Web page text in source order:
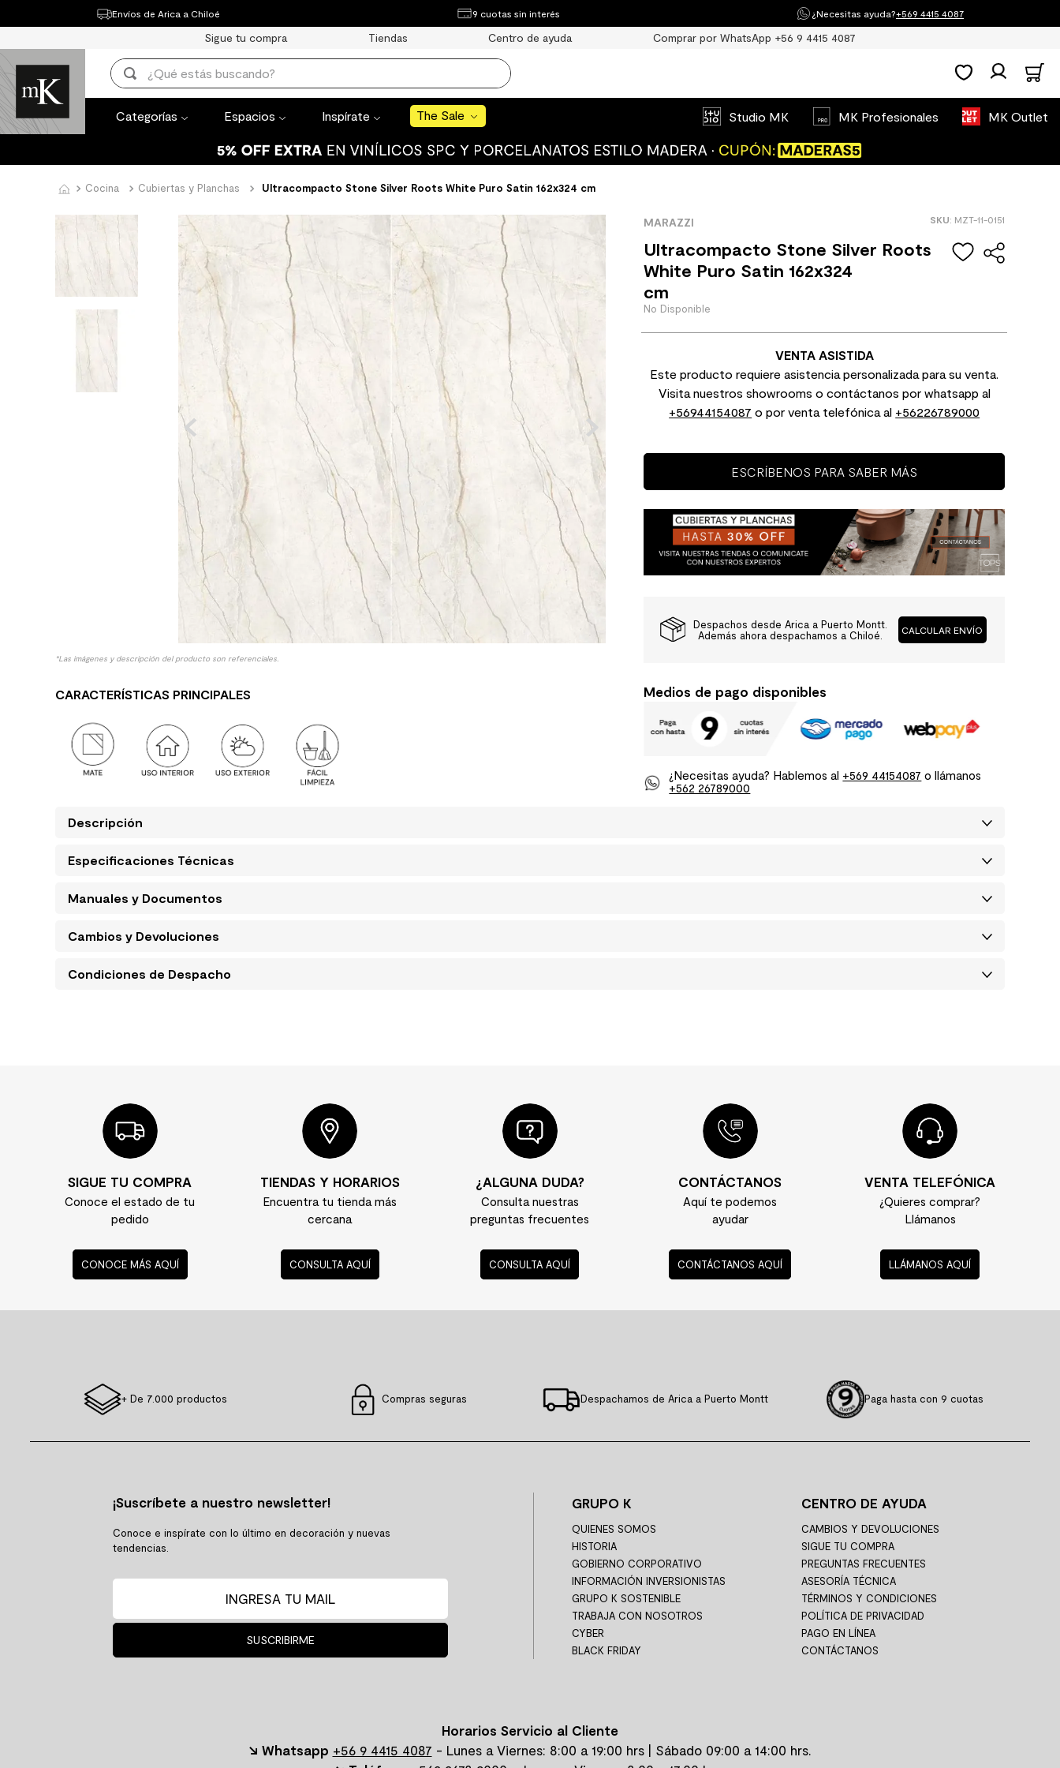
Envíos de Arica a Chiloé 9 cuotas sin interés ¿Necesitas ayuda?+569 4415 4087
Sigue tu compra Tiendas Centro de ayuda Comprar por WhatsApp +56 9 4415 4087
¿Qué estás buscando?
3. lavaplatos
4 ceramica muro
porcelanato mate
7. piso vinilico
10
Categorías Espacios Inspírate The Sale Studio MK MK Profesionales MK Outlet
Categorías Espacios Inspírate The Sale
¿Qué estás buscando?
TÉRMINOS MÁS BUSCADOS
1. mueble baño
2 mampara
4. ceramica muro
5. espejo
piso vinilico
receptaculo
columna ducha
Cocina Cubiertas y Planchas Ultracompacto Stone Silver Roots White Puro Satin 162x324 cm
*Las imágenes y descripción del producto son referenciales.
CARACTERÍSTICAS PRINCIPALES
MARAZZI : MZT-11-0151
Ultracompacto Stone Silver Roots
White Puro Satin 162x324
cm
VENTA ASISTIDA
Este producto requiere asistencia personalizada para su venta.
Visita nuestros showrooms o contáctanos por whatsapp al
+56944154087 o por venta telefónica al +56226789000
ESCRÍBENOS PARA SABER MÁS
Despachos desde Arica a Puerto Montt.
Además ahora despachamos a Chiloé.
CALCULAR ENVÍO
Medios de pago disponibles
¿Necesitas ayuda? Hablemos al +569 44154087 o llámanos
+562 26789000
Descripción
Especificaciones Técnicas
Manuales y Documentos
Cambios y Devoluciones
Condiciones de Despacho
SIGUE TU COMPRA
Conoce el estado de tu
pedido
CONOCE MÁS AQUÍ
TIENDAS Y HORARIOS
Encuentra tu tienda más
cercana
CONSULTA AQUÍ
¿ALGUNA DUDA?
Consulta nuestras
preguntas frecuentes
CONSULTA AQUÍ
CONTÁCTANOS
Aquí te podemos
ayudar
CONTÁCTANOS AQUÍ
VENTA TELEFÓNICA
¿Quieres comprar?
Llámanos
LLÁMANOS AQUÍ
+ De 7.000 productos Compras seguras Despachamos de Arica a Puerto Montt Paga hasta con 9 cuotas
¡Suscríbete a nuestro newsletter!
Conoce e inspírate con lo último en decoración y nuevas
tendencias.
SUSCRIBIRME
GRUPO K
QUIENES SOMOS
HISTORIA
GOBIERNO CORPORATIVO
INFORMACIÓN INVERSIONISTAS
GRUPO K SOSTENIBLE
TRABAJA CON NOSOTROS
CYBER
BLACK FRIDAY
CENTRO DE AYUDA
CAMBIOS Y DEVOLUCIONES
SIGUE TU COMPRA
PREGUNTAS FRECUENTES
ASESORÍA TÉCNICA
TÉRMINOS Y CONDICIONES
POLÍTICA DE PRIVACIDAD
PAGO EN LÍNEA
CONTÁCTANOS
Horarios Servicio al Cliente
↘ Whatsapp +56 9 4415 4087 - Lunes a Viernes: 8:00 a 19:00 hrs | Sábado 09:00 a 14:00 hrs.